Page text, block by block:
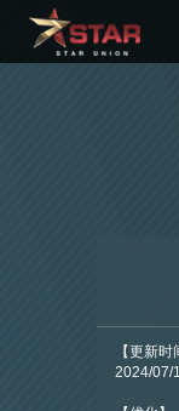
【更新时
2024/07/